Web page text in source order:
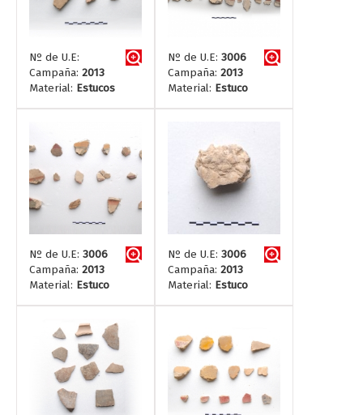
Nº de U.E:
Campaña: 2013
Material: Estucos
Nº de U.E: 3006
Campaña: 2013
Material: Estuco
Nº de U.E: 3006
Campaña: 2013
Material: Estuco
Nº de U.E: 3006
Campaña: 2013
Material: Estuco